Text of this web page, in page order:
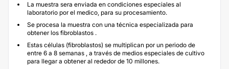
La muestra sera enviada en condiciones especiales al
laboratorio por el medico, para su procesamiento.
Se procesa la muestra con una técnica especializada para
obtener los fibroblastos .
Estas células (fibroblastos) se multiplican por un periodo de
entre 6 a 8 semanas , a través de medios especiales de cultivo
para llegar a obtener al rededor de 10 millones.